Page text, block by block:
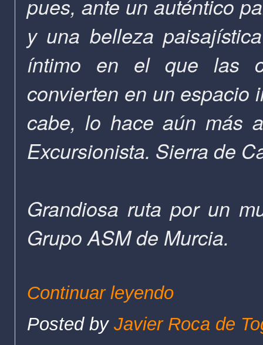
pues, ante un auténtico
y una belleza
íntimo en el que las
convierten en un espacio
cabe, lo hace aún más
Excursionista. Sierra de
Grandiosa ruta por un
Grupo ASM de Murcia.
Continuar leyendo
Posted by Javier Roca de